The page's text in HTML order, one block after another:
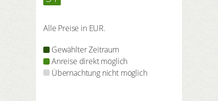
Alle Preise in EUR.
Gewählter Zeitraum
Anreise direkt möglich
Übernachtung nicht möglich